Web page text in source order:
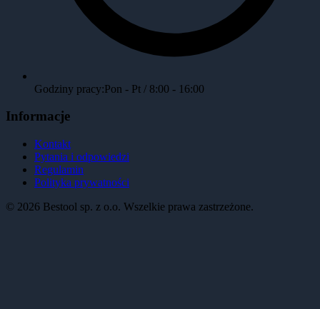
Godziny pracy:Pon - Pt / 8:00 - 16:00
Informacje
Kontakt
Pytania i odpowiedzi
Regulamin
Polityka prywatności
© 2026 Bestool sp. z o.o. Wszelkie prawa zastrzeżone.